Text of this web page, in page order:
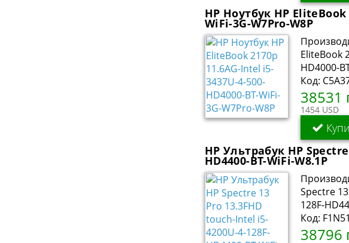
HP Ноутбук HP EliteBook
WiFi-3G-W7Pro-W8P
EliteBook
HD4000-
Код:
38531
1454 USD
HP Ультрабук HP
HD4400-BT-WiFi-W8.1P
Spectre
128F-
Код:
38796